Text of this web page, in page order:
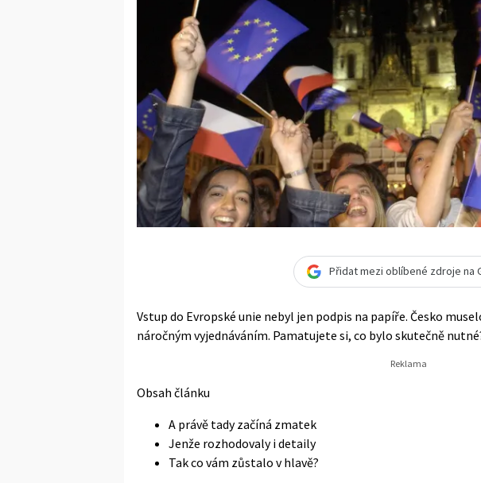
Přidat mezi oblíbené zdroje na
Vstup do Evropské unie nebyl jen podpis na papíře. Česko
náročným vyjednáváním. Pamatujete si, co bylo skutečně
Obsah článku
A právě tady začíná zmatek
Jenže rozhodovaly i detaily
Tak co vám zůstalo v hlavě?